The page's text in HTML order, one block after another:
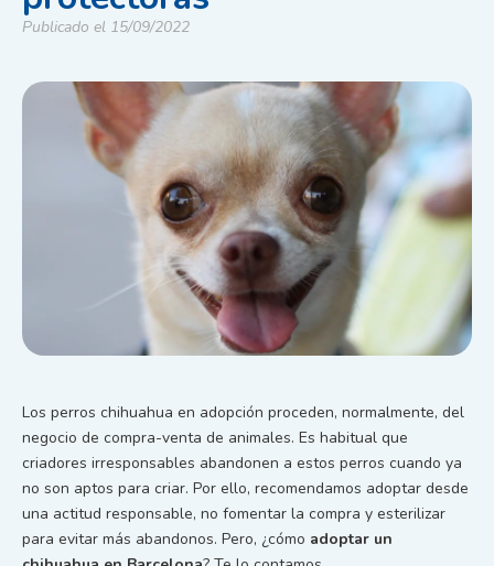
Publicado el 15/09/2022
Los perros chihuahua en adopción proceden, normalmente, del
negocio de compra-venta de animales. Es habitual que
criadores irresponsables abandonen a estos perros cuando ya
no son aptos para criar. Por ello, recomendamos adoptar desde
una actitud responsable, no fomentar la compra y esterilizar
para evitar más abandonos. Pero, ¿cómo adoptar un